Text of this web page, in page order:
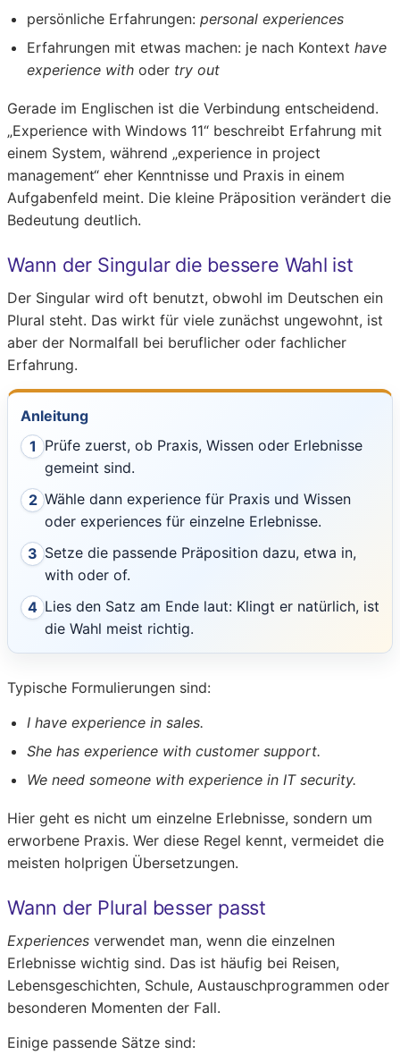
persönliche Erfahrungen: personal experiences
Erfahrungen mit etwas machen: je nach Kontext have
experience with oder try out
Gerade im Englischen ist die Verbindung entscheidend.
„Experience with Windows 11“ beschreibt Erfahrung mit
einem System, während „experience in project
management“ eher Kenntnisse und Praxis in einem
Aufgabenfeld meint. Die kleine Präposition verändert die
Bedeutung deutlich.
Wann der Singular die bessere Wahl ist
Der Singular wird oft benutzt, obwohl im Deutschen ein
Plural steht. Das wirkt für viele zunächst ungewohnt, ist
aber der Normalfall bei beruflicher oder fachlicher
Erfahrung.
Anleitung
1 Prüfe zuerst, ob Praxis, Wissen oder Erlebnisse
gemeint sind.
2 Wähle dann experience für Praxis und Wissen
oder experiences für einzelne Erlebnisse.
3 Setze die passende Präposition dazu, etwa in,
with oder of.
4 Lies den Satz am Ende laut: Klingt er natürlich, ist
die Wahl meist richtig.
Typische Formulierungen sind:
I have experience in sales.
She has experience with customer support.
We need someone with experience in IT security.
Hier geht es nicht um einzelne Erlebnisse, sondern um
erworbene Praxis. Wer diese Regel kennt, vermeidet die
meisten holprigen Übersetzungen.
Wann der Plural besser passt
Experiences verwendet man, wenn die einzelnen
Erlebnisse wichtig sind. Das ist häufig bei Reisen,
Lebensgeschichten, Schule, Austauschprogrammen oder
besonderen Momenten der Fall.
Einige passende Sätze sind: